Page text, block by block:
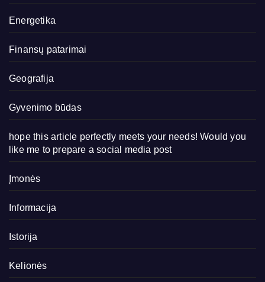
Energetika
Finansų patarimai
Geografija
Gyvenimo būdas
hope this article perfectly meets your needs! Would you
like me to prepare a social media post
Įmonės
Informacija
Istorija
Kelionės